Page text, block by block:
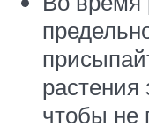
растения
чтобы не